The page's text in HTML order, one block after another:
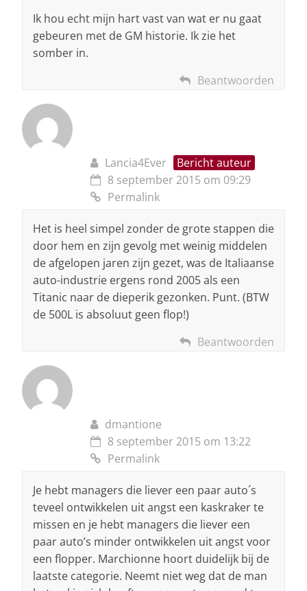
Ik hou echt mijn hart vast van wat er nu gaat
gebeuren met de GM historie. Ik zie het
somber in.
Beantwoorden
Lancia4Ever
Bericht auteur
8 september 2015 om 09:29
Permalink
Het is heel simpel zonder de grote stappen die
door hem en zijn gevolg met weinig middelen
de afgelopen jaren zijn gezet, was de Italiaanse
auto-industrie ergens rond 2005 als een
Titanic naar de dieperik gezonken. Punt. (BTW
de 500L is absoluut geen flop!)
Beantwoorden
dmantione
8 september 2015 om 13:22
Permalink
Je hebt managers die liever een paar auto´s
teveel ontwikkelen uit angst een kaskraker te
missen en je hebt managers die liever een
paar auto’s minder ontwikkelen uit angst voor
een flopper. Marchionne hoort duidelijk bij de
laatste categorie. Neemt niet weg dat de man